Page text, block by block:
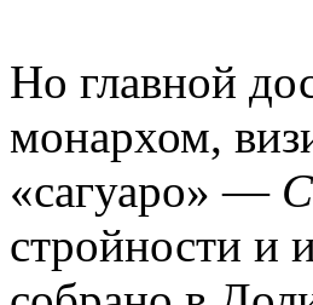
Но главной
монархом,
«сагуаро» —
стройности и